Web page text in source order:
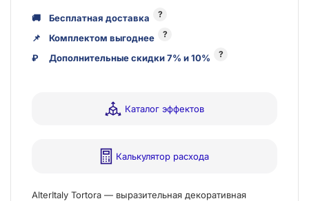
🚚 Бесплатная доставка ?
📌 Комплектом выгоднее ?
₽ Дополнительные скидки 7% и 10% ?
Каталог эффектов
Калькулятор расхода
AlterItaly Tortora — выразительная декоративная